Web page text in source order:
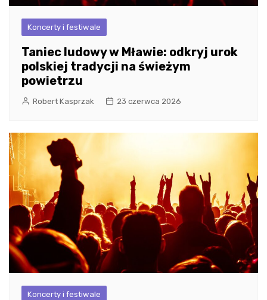
Koncerty i festiwale
Taniec ludowy w Mławie: odkryj urok
polskiej tradycji na świeżym
powietrzu
Robert Kasprzak 23 czerwca 2026
Koncerty i festiwale